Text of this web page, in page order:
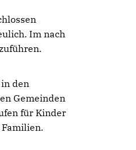
Im nach
den
Gemeinden
für Kinder